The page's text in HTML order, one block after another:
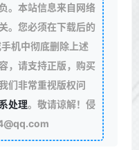
。本站信息来自网络
。您必须在下载后的
机中彻底删除上述
，请支持正版，购买
们非常重视版权问
处理。敬请谅解！侵